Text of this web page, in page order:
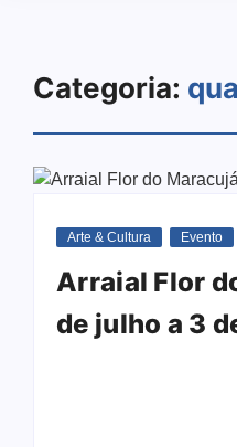
Categoria:
Arte & Cultura Evento
Arraial Flor
de julho a 3